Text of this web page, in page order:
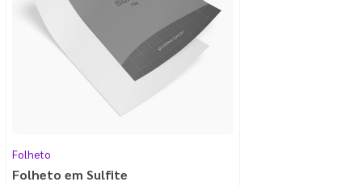
Folheto
Folheto em Sulfite